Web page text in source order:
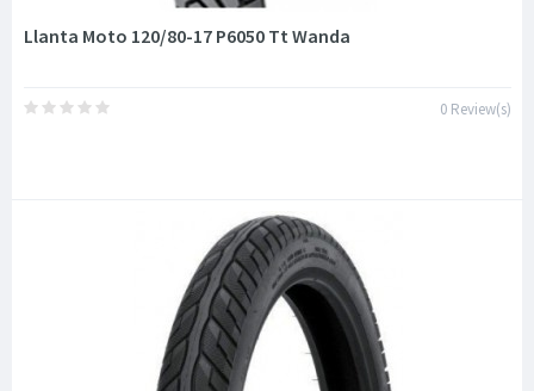
Llanta Moto 120/80-17 P6050 Tt Wanda
0 Review(s)